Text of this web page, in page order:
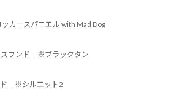
ッカースパニエル with Mad Dog
スフンド ※ブラックタン
ド ※シルエット2